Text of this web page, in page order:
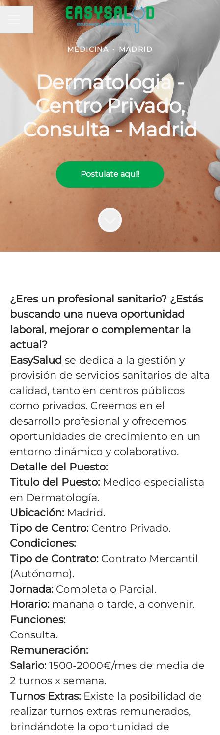
MENÚ DE EMPLEO
Compartir página
MEDICINA · MADRID
Dermatologia -
Centro Privado,
Consulta - Madrid
Postulate aquí!
¿Eres un profesional sanitario? ¿Estás
buscando una nueva oportunidad
laboral, mejorar o complementar la
actual?
EasySalud se dedica a la gestión y
provisión de servicios sanitarios de alta
calidad, tanto en centros públicos
como privados. Creemos en el
desarrollo profesional y ofrecemos
oportunidades de crecimiento en un
entorno dinámico y colaborativo.
Detalle del Puesto:
Titulo del Puesto:Medico especialista
en Dermatología.
Ubicación:Madrid.
Tipo de Centro:Centro Privado.
Condiciones:
Tipo de Contrato:Contrato Mercantil
(Autónomo).
Jornada:Completa o Parcial.
Horario: mañana o tarde, a convenir.
Funciones:
Consulta.
Remuneración:
Salario: 1500-2000€/mes de media de
2 turnos x semana.
Turnos Extras:Existe la posibilidad de
realizar turnos extras remunerados,
brindándote la oportunidad de